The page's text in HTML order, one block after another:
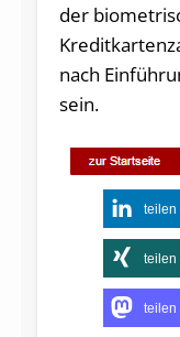
der
nach
sein.
teilen
teilen
teilen